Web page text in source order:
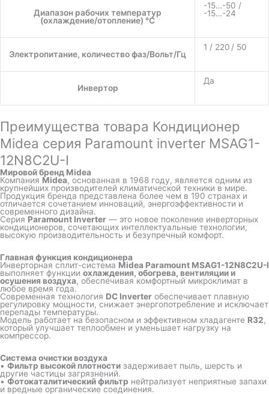
Диапазон рабочих температур
(охлаждение/отопление) °C
-15…-50 /
-15…-24
Электропитание, количество фаз/Вольт/Гц
1 / 220 / 50
Инвертор
Да
Преимущества товара Кондиционер
Midea серия Paramount inverter MSAG1-
12N8C2U-I
Мировой бренд Midea
Компания Midea, основанная в 1968 году, является одним из
крупнейших производителей климатической техники в мире.
Продукция бренда представлена более чем в 190 странах и
отличается сочетанием инноваций, энергоэффективности и
современного дизайна.
Серия Paramount Inverter — это новое поколение инверторных
кондиционеров, сочетающих интеллектуальные технологии,
высокую производительность и безупречный комфорт.
Главная функция кондиционера
Инверторная сплит-система Midea Paramount MSAG1-12N8C2U-I
выполняет функции охлаждения, обогрева, вентиляции и
осушения воздуха, обеспечивая комфортный микроклимат в
любое время года.
Современная технология DC Inverter обеспечивает плавную
регулировку мощности, снижает энергопотребление и исключает
перепады температуры.
Модель работает на безопасном и эффективном хладагенте R32,
который улучшает теплообмен и уменьшает нагрузку на
компрессор.
Система очистки воздуха
• Фильтр высокой плотности задерживает пыль, шерсть и
другие частицы загрязнений.
•Фотокаталитический фильтр нейтрализует неприятные запахи
и вредные органические соединения.